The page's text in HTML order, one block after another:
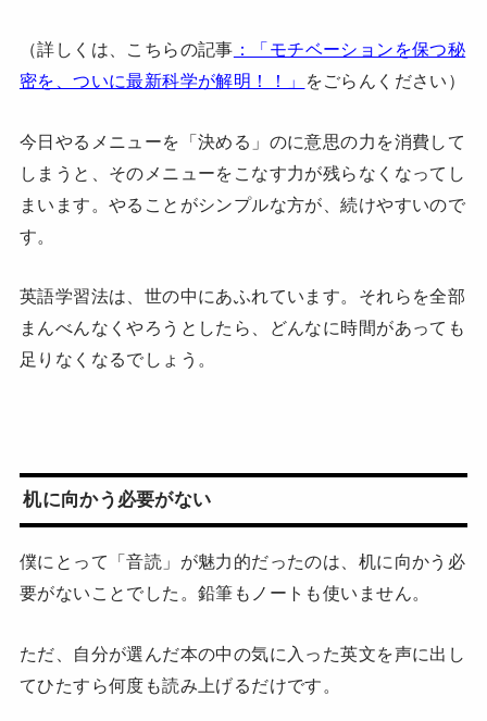
（詳しくは、こちらの記事 ：「モチベーションを保つ秘
密を、ついに最新科学が解明！！」
をごらんください）
今日やるメニューを「決める」のに意思の力を消費して
しまうと、そのメニューをこなす力が残らなくなってし
まいます。やることがシンプルな方が、続けやすいので
す。
英語学習法は、世の中にあふれています。それらを全部
まんべんなくやろうとしたら、どんなに時間があっても
足りなくなるでしょう。
机に向かう必要がない
僕にとって「音読」が魅力的だったのは、机に向かう必
要がないことでした。鉛筆もノートも使いません。
ただ、自分が選んだ本の中の気に入った英文を声に出し
てひたすら何度も読み上げるだけです。